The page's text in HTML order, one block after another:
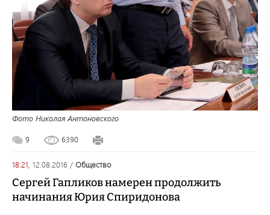
Фото Николая Антоновского
9 6390
18:21, 12.08.2016 / общество
Сергей Гапликов намерен продолжить
начинания Юрия Спиридонова